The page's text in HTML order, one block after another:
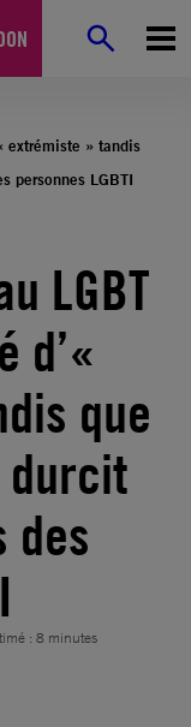
extrémiste » tandis
personnes LGBTI
LGBT
d’«
que
durcit
des
: 8 minutes